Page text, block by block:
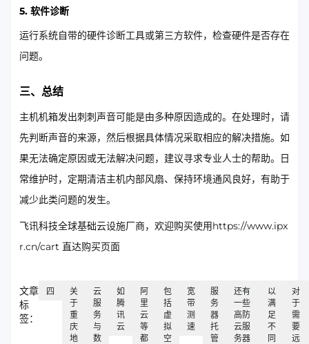
5. 软件诊断
运行系统自带的硬件诊断工具或第三方软件，检查硬件是否存在
问题。
三、总结
主机机箱发出刺刺声音可能是由多种原因造成的。在处理时，请
先判断声音的来源，然后根据具体情况采取相应的解决措施。如
果无法确定原因或无法解决问题，建议寻求专业人士的帮助。日
常维护时，定期清洁主机内部风扇、保持环境通风良好，有助于
减少此类问题的发生。
飞讯科技全球基础云设施厂商，欢迎购买使用https://www.ipx
r.cn/cart 直达购买页面
文章
标
签：
四
关
于
重
庆
地
云
服
务
与
数
如
腾
讯
云
阿
里
云
等
都
包
括
虚
拟
空
宽
带
测
速
服
务
器
托
管
还有
一些
高防
云服
务器
以
满
足
不
同
对
于
需
要
远